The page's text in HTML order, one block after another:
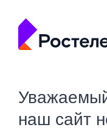
наш сайт